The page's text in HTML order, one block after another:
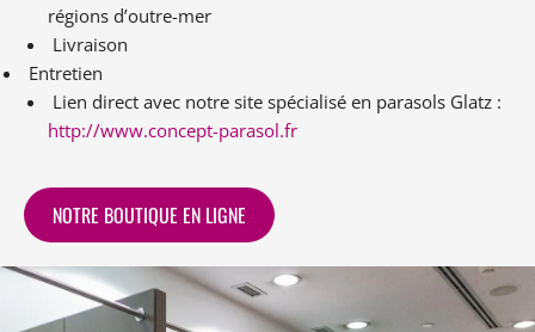
régions d’outre-mer
Livraison
Entretien
Lien direct avec notre site spécialisé en parasols Glatz :
http://www.concept-parasol.fr
NOTRE BOUTIQUE EN LIGNE